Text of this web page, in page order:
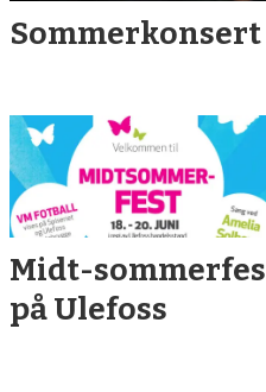
Sommerkonsert
Midt-
på Ulefoss